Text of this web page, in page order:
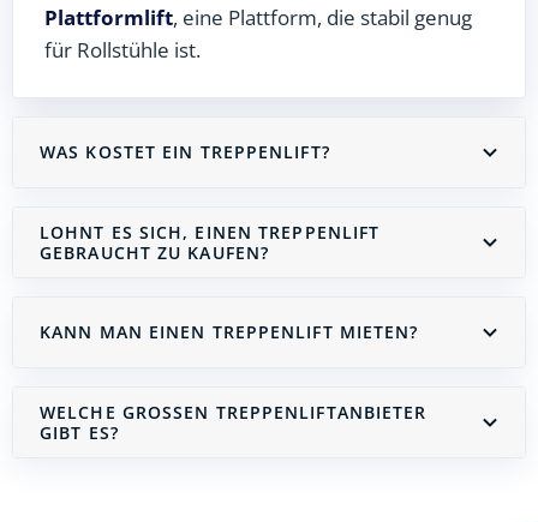
Plattformlift, eine Plattform, die stabil genug
für Rollstühle ist.
WAS KOSTET EIN TREPPENLIFT?
LOHNT ES SICH, EINEN TREPPENLIFT
GEBRAUCHT ZU KAUFEN?
KANN MAN EINEN TREPPENLIFT MIETEN?
WELCHE GROSSEN TREPPENLIFTANBIETER G
IBT ES?